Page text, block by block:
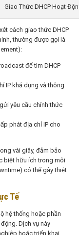
Giao Thức DHCP Hoạt
cách giao thức DHCP
thường được gọi là
để tìm DHCP
IP khả dụng và thông
yêu cầu chính thức
phát địa chỉ IP cho
vài giây, đảm bảo
biệt hữu ích trong môi
có thể gây thiệt
Tế
hệ thống hoặc phần
Dịch vụ này
hoặc triển khai